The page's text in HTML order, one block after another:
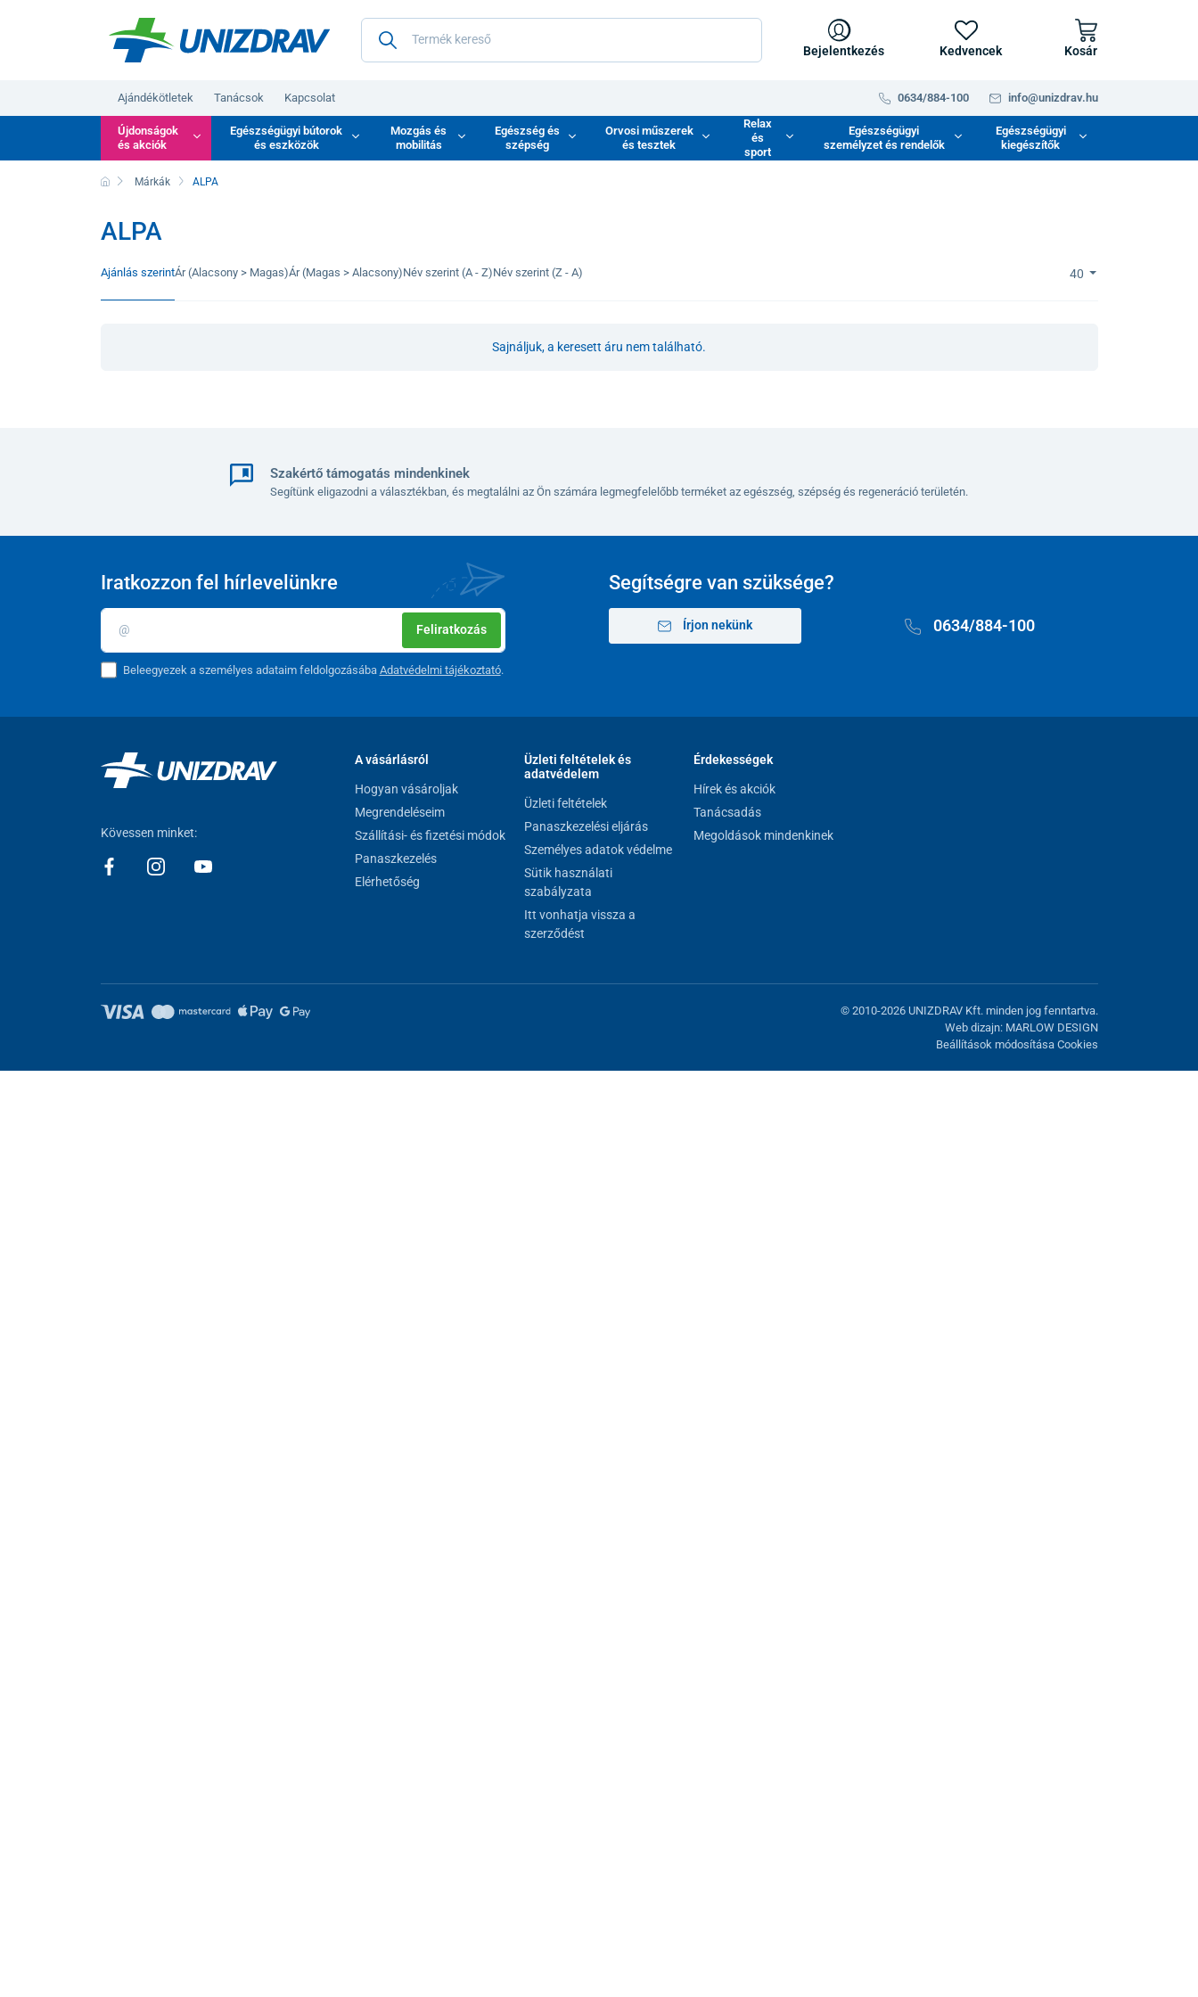
Bejelentkezés Kedvencek Kosár
Ajándékötletek Tanácsok Kapcsolat 0634/884-100 info@unizdrav.hu
Újdonságok
és akciók
Egészségügyi bútorok
és eszközök
Mozgás és
mobilitás
Egészség és
szépség
Orvosi műszerek
és tesztek
Relax
és
sport
Egészségügyi
személyzet és rendelők
Egészségügyi
kiegészítők
Márkák ALPA
ALPA
Ajánlás szerintÁr (Alacsony > Magas)Ár (Magas > Alacsony)Név szerint (A - Z)Név szerint (Z - A) 40
Sajnáljuk, a keresett áru nem található.
Szakértő támogatás mindenkinek
Segítünk eligazodni a választékban, és megtalálni az Ön számára legmegfelelőbb terméket az egészség, szépség és regeneráció területén.
Segítségre van szüksége?
Írjon nekünk 0634/884-100
Iratkozzon fel hírlevelünkre
Feliratkozás
Beleegyezek a személyes adataim feldolgozásába Adatvédelmi tájékoztató.
Kövessen minket:
A vásárlásról
Hogyan vásároljak
Megrendeléseim
Szállítási- és fizetési módok
Panaszkezelés
Elérhetőség
Üzleti feltételek és
adatvédelem
Üzleti feltételek
Panaszkezelési eljárás
Személyes adatok védelme
Sütik használati
szabályzata
Itt vonhatja vissza a
szerződést
Érdekességek
Hírek és akciók
Tanácsadás
Megoldások mindenkinek
© 2010-2026 UNIZDRAV Kft. minden jog fenntartva.
Web dizajn: MARLOW DESIGN
Beállítások módosítása Cookies